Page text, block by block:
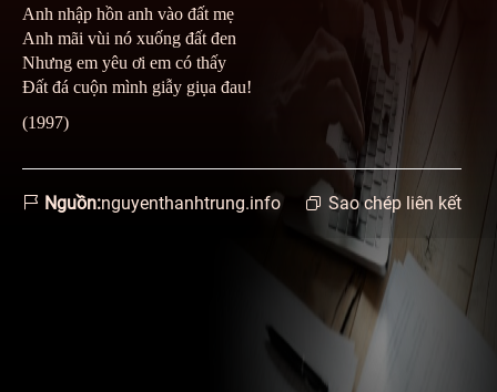
Anh nhập hồn anh vào đất mẹ
Anh mãi vùi nó xuống đất đen
Nhưng em yêu ơi em có thấy
Đất đá cuộn mình giẫy giụa đau!
(1997)
Nguồn:nguyenthanhtrung.info Sao chép liên kết